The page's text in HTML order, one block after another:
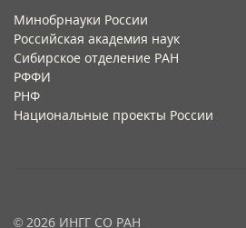
Минобрнауки России
Российская академия наук
Сибирское отделение РАН
РФФИ
РНФ
Национальные проекты России
© 2026 ИНГГ СО РАН